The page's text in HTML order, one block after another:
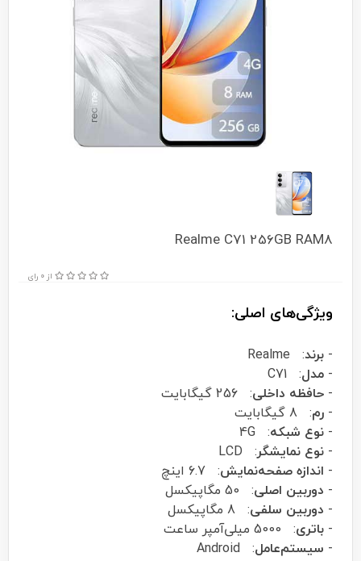
Realme C71 256GB RAM8
از 0 رای
ویژگی‌های اصلی:
- برند: Realme
- مدل: C71
- حافظه داخلی: 256 گیگابایت
- رم: 8 گیگابایت
- نوع شبکه: 4G
- نوع نمایشگر: LCD
- اندازه صفحه‌نمایش: 6.7 اینچ
- دوربین اصلی: 50 مگاپیکسل
- دوربین سلفی: 8 مگاپیکسل
- باتری: 5000 میلی‌آمپر ساعت
- سیستم‌عامل: Android